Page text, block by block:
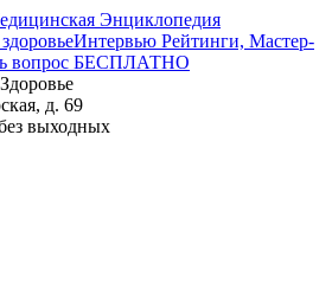
Энциклопедия
Интервью Рейтинги, Мастер-
вопрос БЕСПЛАТНО
д. 69
выходных